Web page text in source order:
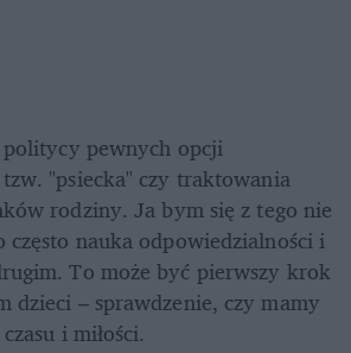
pewnych opcji
"psiecka" czy traktowania
rodziny. Ja bym się z tego nie
często nauka odpowiedzialności i
To może być pierwszy krok
dzieci – sprawdzenie, czy mamy
i miłości.